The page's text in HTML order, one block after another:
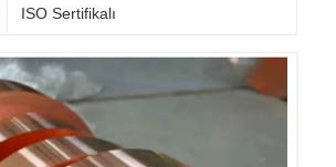
ISO Sertifikalı